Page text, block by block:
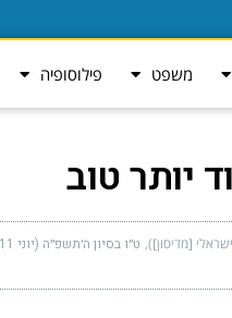
משפט פילוסופיה
יותר טוב
[מדיסון]) ט״ו בסיון ה׳תשפ״ה (יוני 11, 2025)